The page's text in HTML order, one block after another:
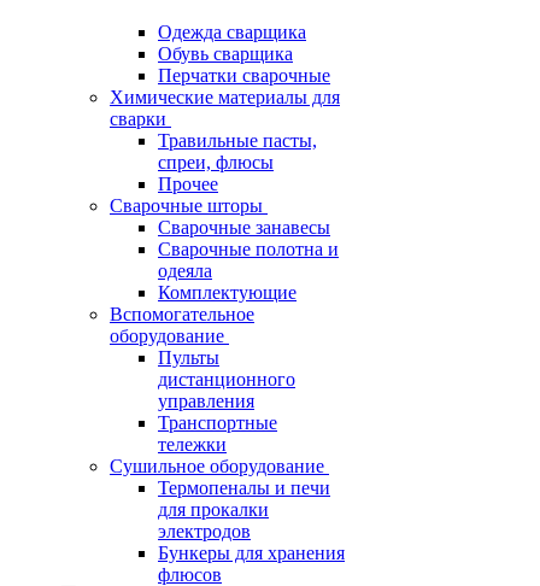
Одежда сварщика
Обувь сварщика
Перчатки сварочные
Химические материалы для
сварки
Травильные пасты,
спреи, флюсы
Прочее
Сварочные шторы
Сварочные занавесы
Сварочные полотна и
одеяла
Комплектующие
Вспомогательное
оборудование
Пульты
дистанционного
управления
Транспортные
тележки
Сушильное оборудование
Термопеналы и печи
для прокалки
электродов
Бункеры для хранения
флюсов